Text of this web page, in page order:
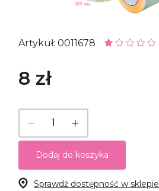
Artykuł: 0011678
8 zł
Dodaj do koszyka
Sprawdź dostępność w sklepie